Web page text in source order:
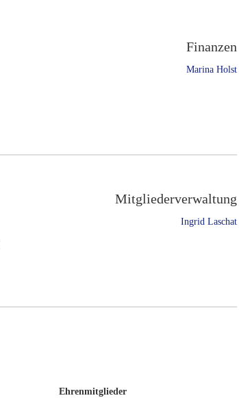
Finanzen
Marina Holst
Mitgliederverwaltung
Ingrid Laschat
Ehrenmitglieder